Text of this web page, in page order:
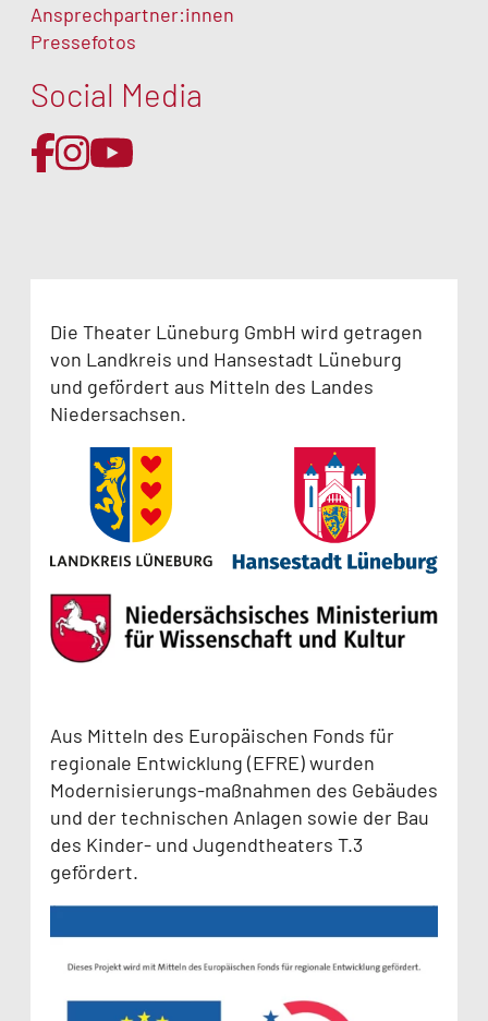
Ansprechpartner:innen
Pressefotos
Social Media
Die Theater Lüneburg GmbH wird getragen
von Landkreis und Hansestadt Lüneburg
und gefördert aus Mitteln des Landes
Niedersachsen.
Aus Mitteln des Europäischen Fonds für
regionale Entwicklung (EFRE) wurden
Modernisierungs-maßnahmen des Gebäudes
und der technischen Anlagen sowie der Bau
des Kinder- und Jugendtheaters T.3
gefördert.